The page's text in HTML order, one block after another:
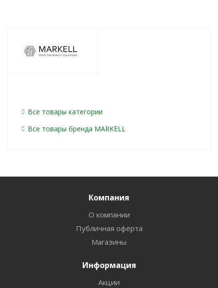
Все товары категории
Все товары бренда MARKELL
Компания
О компании
Публичная оферта
Магазины
Информация
Акции